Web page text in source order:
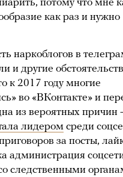
потому что мне
как раз и нужно
наркоблогов в
и другие
к 2017 году многие
во «ВКонтакте» и
из вероятных причин
лидером среди
за посты,
администрация
следственными